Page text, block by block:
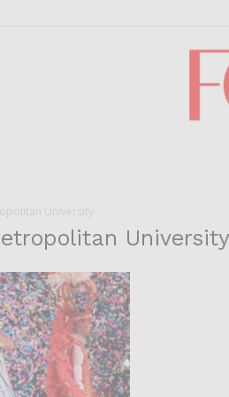
University
University